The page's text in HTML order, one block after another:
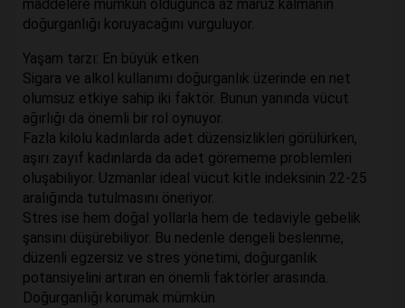
maddelere mümkün olduğunca az maruz kalmanın
doğurganlığı koruyacağını vurguluyor.
Yaşam tarzı: En büyük etken
Sigara ve alkol kullanımı doğurganlık üzerinde en net
olumsuz etkiye sahip iki faktör. Bunun yanında vücut
ağırlığı da önemli bir rol oynuyor.
Fazla kilolu kadınlarda adet düzensizlikleri görülürken,
aşırı zayıf kadınlarda da adet görememe problemleri
oluşabiliyor. Uzmanlar ideal vücut kitle indeksinin 22-25
aralığında tutulmasını öneriyor.
Stres ise hem doğal yollarla hem de tedaviyle gebelik
şansını düşürebiliyor. Bu nedenle dengeli beslenme,
düzenli egzersiz ve stres yönetimi, doğurganlık
potansiyelini artıran en önemli faktörler arasında.
Doğurganlığı korumak mümkün